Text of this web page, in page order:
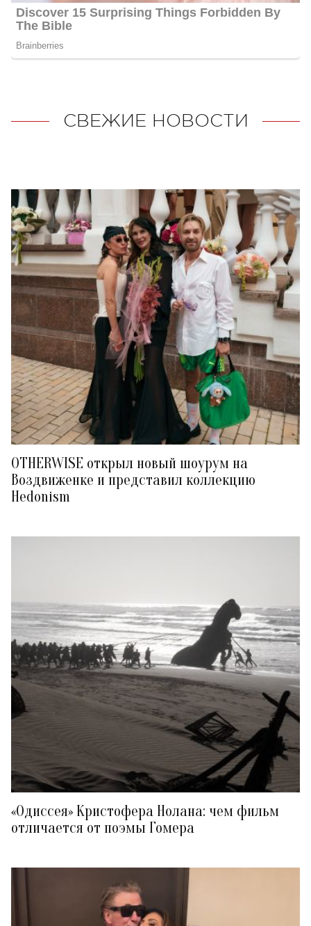
СВЕЖИЕ НОВОСТИ
OTHERWISE открыл новый шоурум на
Воздвиженке и представил коллекцию
Hedonism
«Одиссея» Кристофера Нолана: чем фильм
отличается от поэмы Гомера